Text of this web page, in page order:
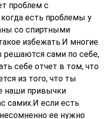
проблем с
есть проблемы у
со спиртными
избежать.И многие
решаются сами по себе,
себе отчет в том, что
из того, что ты
наши привычки
самих.И если есть
ее нужно